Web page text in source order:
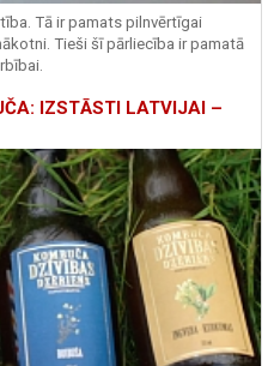
Tā ir pamats pilnvērtīgai
Tieši šī pārliecība ir pamatā
IZSTĀSTI LATVIJAI –